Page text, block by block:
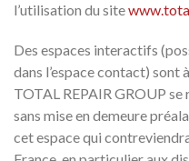
l’utilisation du site
Des espaces interactifs
dans l’espace contact)
TOTAL REPAIR GROUP
sans mise en demeure
cet espace qui